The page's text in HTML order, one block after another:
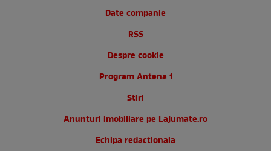
Date companie
RSS
Despre cookie
Program Antena 1
Stiri
Anunturi imobiliare pe Lajumate.ro
Echipa redactionala